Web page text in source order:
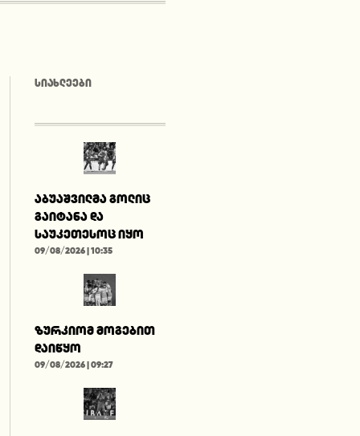
ᲡᲘᲐᲮᲚᲔᲔᲑᲘ
აბუაშვილმა გოლიც
გაიტანა და
საუკეთესოც იყო
09/08/2026 | 10:35
ზურკიომ მოგებით
დაიწყო
09/08/2026 | 09:27